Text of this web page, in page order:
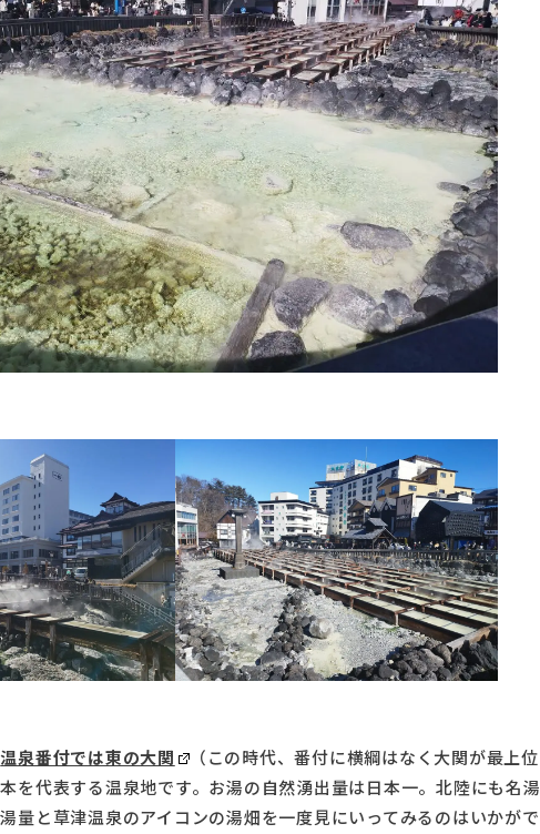
温泉番付では東の大関
（この時代、番付に横綱はなく大関が最上位
を代表する温泉地です。お湯の自然湧出量は日本一。北陸にも名湯
量と草津温泉のアイコンの湯畑を一度見にいってみるのはいかがで